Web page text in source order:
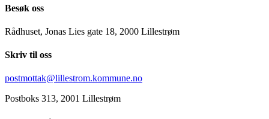
Besøk oss
Rådhuset, Jonas Lies gate 18, 2000 Lillestrøm
Skriv til oss
postmottak@lillestrom.kommune.no
Postboks 313, 2001 Lillestrøm